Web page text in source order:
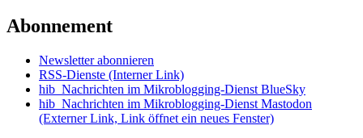
Abonnement
Newsletter abonnieren
RSS-Dienste (Interner Link)
hib_Nachrichten im Mikroblogging-Dienst BlueSky
hib_Nachrichten im Mikroblogging-Dienst Mastodon
(Externer Link, Link öffnet ein neues Fenster)